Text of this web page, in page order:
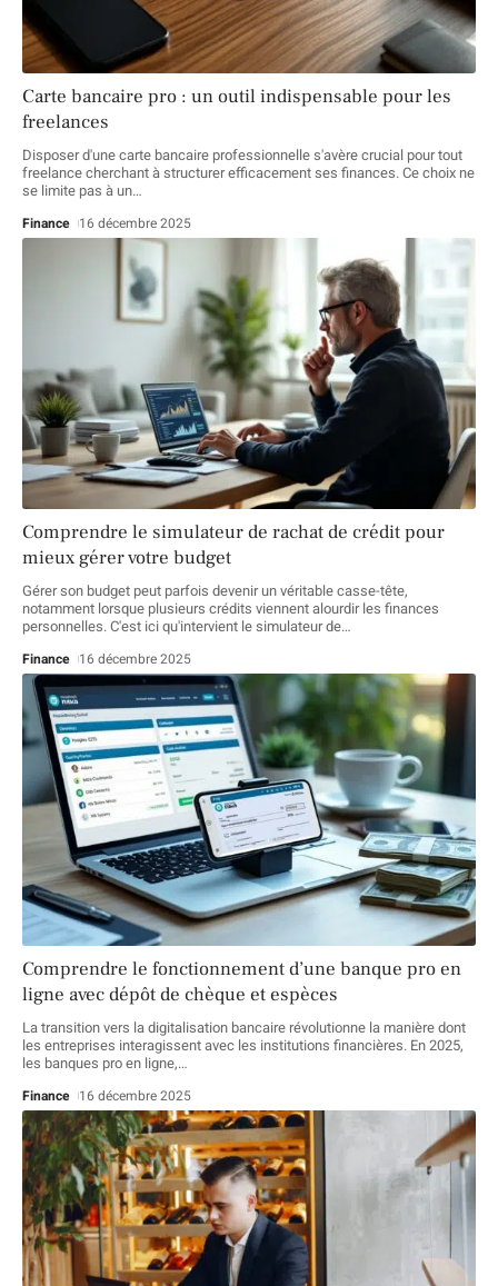
Carte bancaire pro : un outil indispensable pour les
freelances
Disposer d'une carte bancaire professionnelle s'avère crucial pour tout
freelance cherchant à structurer efficacement ses finances. Ce choix ne
se limite pas à un…
Finance 16 décembre 2025
Comprendre le simulateur de rachat de crédit pour
mieux gérer votre budget
Gérer son budget peut parfois devenir un véritable casse-tête,
notamment lorsque plusieurs crédits viennent alourdir les finances
personnelles. C'est ici qu'intervient le simulateur de…
Finance 16 décembre 2025
Comprendre le fonctionnement d’une banque pro en
ligne avec dépôt de chèque et espèces
La transition vers la digitalisation bancaire révolutionne la manière dont
les entreprises interagissent avec les institutions financières. En 2025,
les banques pro en ligne,…
Finance 16 décembre 2025